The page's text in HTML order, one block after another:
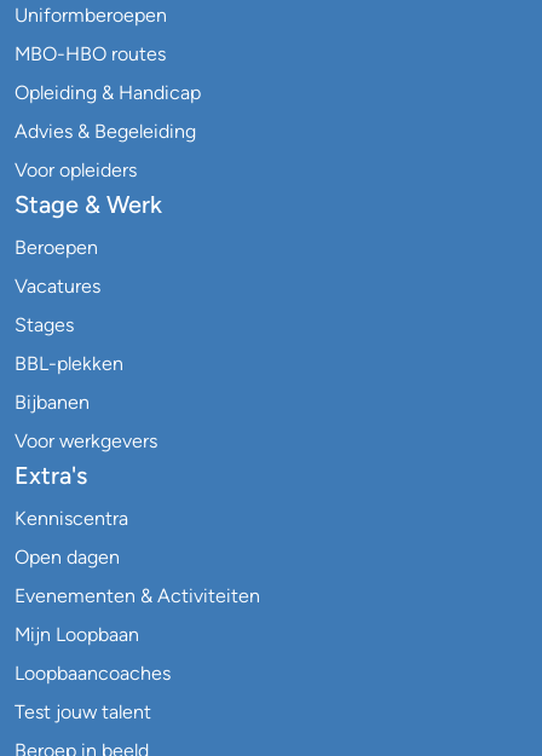
Uniformberoepen
MBO-HBO routes
Opleiding & Handicap
Advies & Begeleiding
Voor opleiders
Stage & Werk
Beroepen
Vacatures
Stages
BBL-plekken
Bijbanen
Voor werkgevers
Extra's
Kenniscentra
Open dagen
Evenementen & Activiteiten
Mijn Loopbaan
Loopbaancoaches
Test jouw talent
Beroep in beeld